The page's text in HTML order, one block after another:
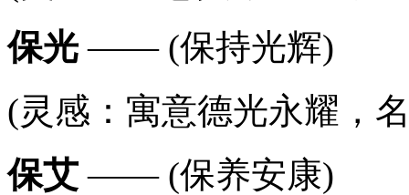
保光 —— (保持光辉)
(灵感：寓意德光永耀，
保艾—— (保养安康)